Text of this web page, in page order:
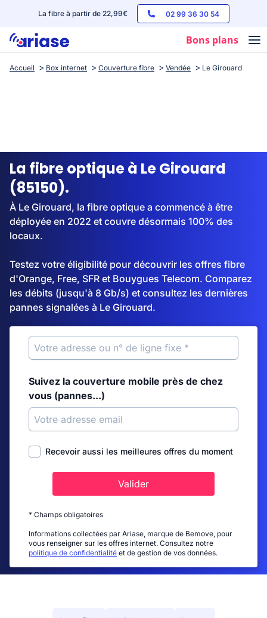
La fibre à partir de 22,99€ 02 99 36 30 54
Bons plans
Box internet
Streaming
Accueil Box internet Couverture fibre Vendée Le Girouard
La fibre optique à Le Girouard
(85150).
À Le Girouard, la fibre optique a commencé à être
déployée en 2022 et couvre désormais 100% des
locaux.
Testez votre éligibilité pour découvrir les offres fibre
d'Orange, Free, SFR et Bouygues Telecom. Comparez
les débits (jusqu'à 8 Gb/s) et consultez les dernières
pannes signalées à Le Girouard.
Suivez la couverture mobile près de chez
vous (pannes...)
Recevoir aussi les meilleures offres du moment
Valider
* Champs obligatoires
Informations collectées par Ariase, marque de Bemove, pour
vous renseigner sur les offres internet. Consultez notre
politique de confidentialité et de gestion de vos données.